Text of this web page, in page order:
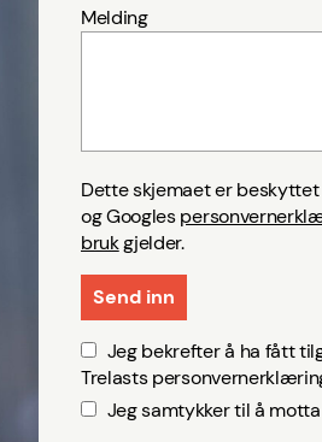
Melding
Dette skjemaet er beskyttet
og Googles
brukgjelder.
Jeg bekrefter å ha fått
Trelasts
Jeg samtykker til å